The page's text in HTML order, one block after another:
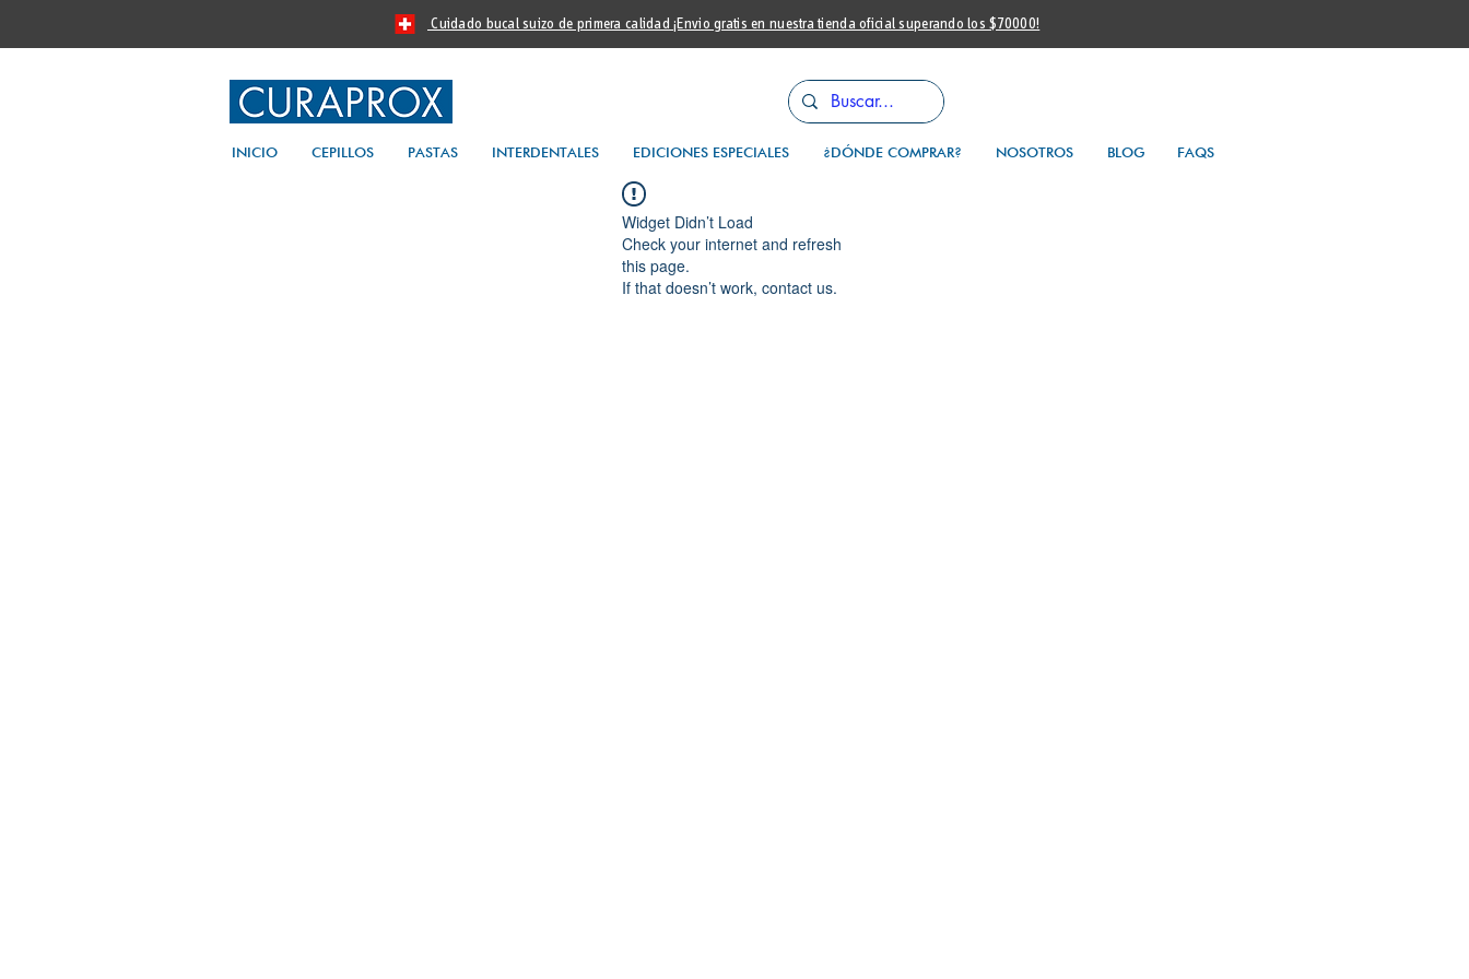
Cuidado bucal suizo de primera calidad ¡Envio gratis en nuestra tienda oficial superando los $70000!
INICIO CEPILLOS PASTAS INTERDENTALES EDICIONES ESPECIALES ¿DÓNDE COMPRAR? NOSOTROS BLOG FAQS
Widget Didn’t Load
Check your internet and refresh
this page.
If that doesn’t work, contact us.